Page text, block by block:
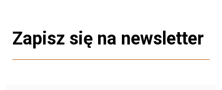
Zapisz się na newsletter